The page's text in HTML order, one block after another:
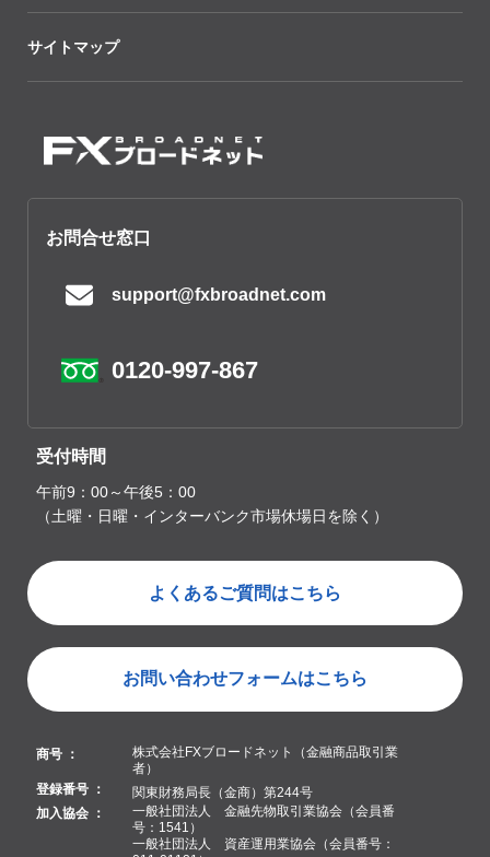
サイトマップ
お問合せ窓口
support@fxbroadnet.com
0120-997-867
受付時間
午前9：00～午後5：00
（土曜・日曜・インターバンク市場休場日を除く）
よくあるご質問はこちら
お問い合わせフォームはこちら
商号 ：
株式会社FXブロードネット（金融商品取引業
者）
登録番号 ：
関東財務局長（金商）第244号
加入協会 ：
一般社団法人 金融先物取引業協会（会員番
号：1541）
一般社団法人 資産運用業協会（会員番号：